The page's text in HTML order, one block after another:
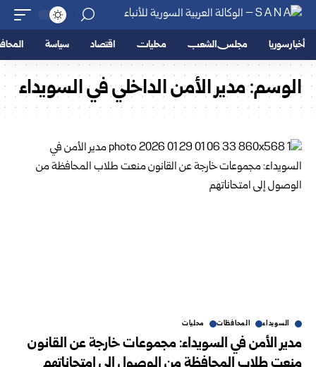
أخبار سوريا مجلس الشعب محليات اقتصاد سياسة
الوسم:مدير الأمن الداخلي في السويداء
السويداء المحافظات محليات
مدير الأمن في السويداء: مجموعات خارجة عن القانون